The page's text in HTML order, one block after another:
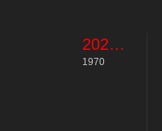
2023-11-12
1970